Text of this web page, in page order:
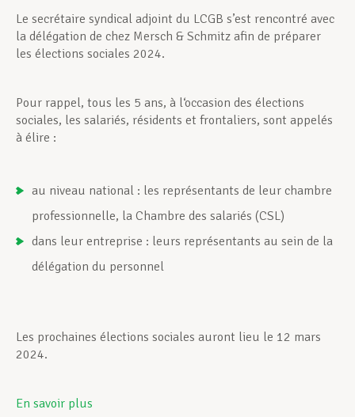
Le secrétaire syndical adjoint du LCGB s’est rencontré avec
la délégation de chez Mersch & Schmitz afin de préparer
les élections sociales 2024.
Pour rappel, tous les 5 ans, à l‘occasion des élections
sociales, les salariés, résidents et frontaliers, sont appelés
à élire :
au niveau national : les représentants de leur chambre
professionnelle, la Chambre des salariés (CSL)
dans leur entreprise : leurs représentants au sein de la
délégation du personnel
Les prochaines élections sociales auront lieu le 12 mars
2024.
En savoir plus